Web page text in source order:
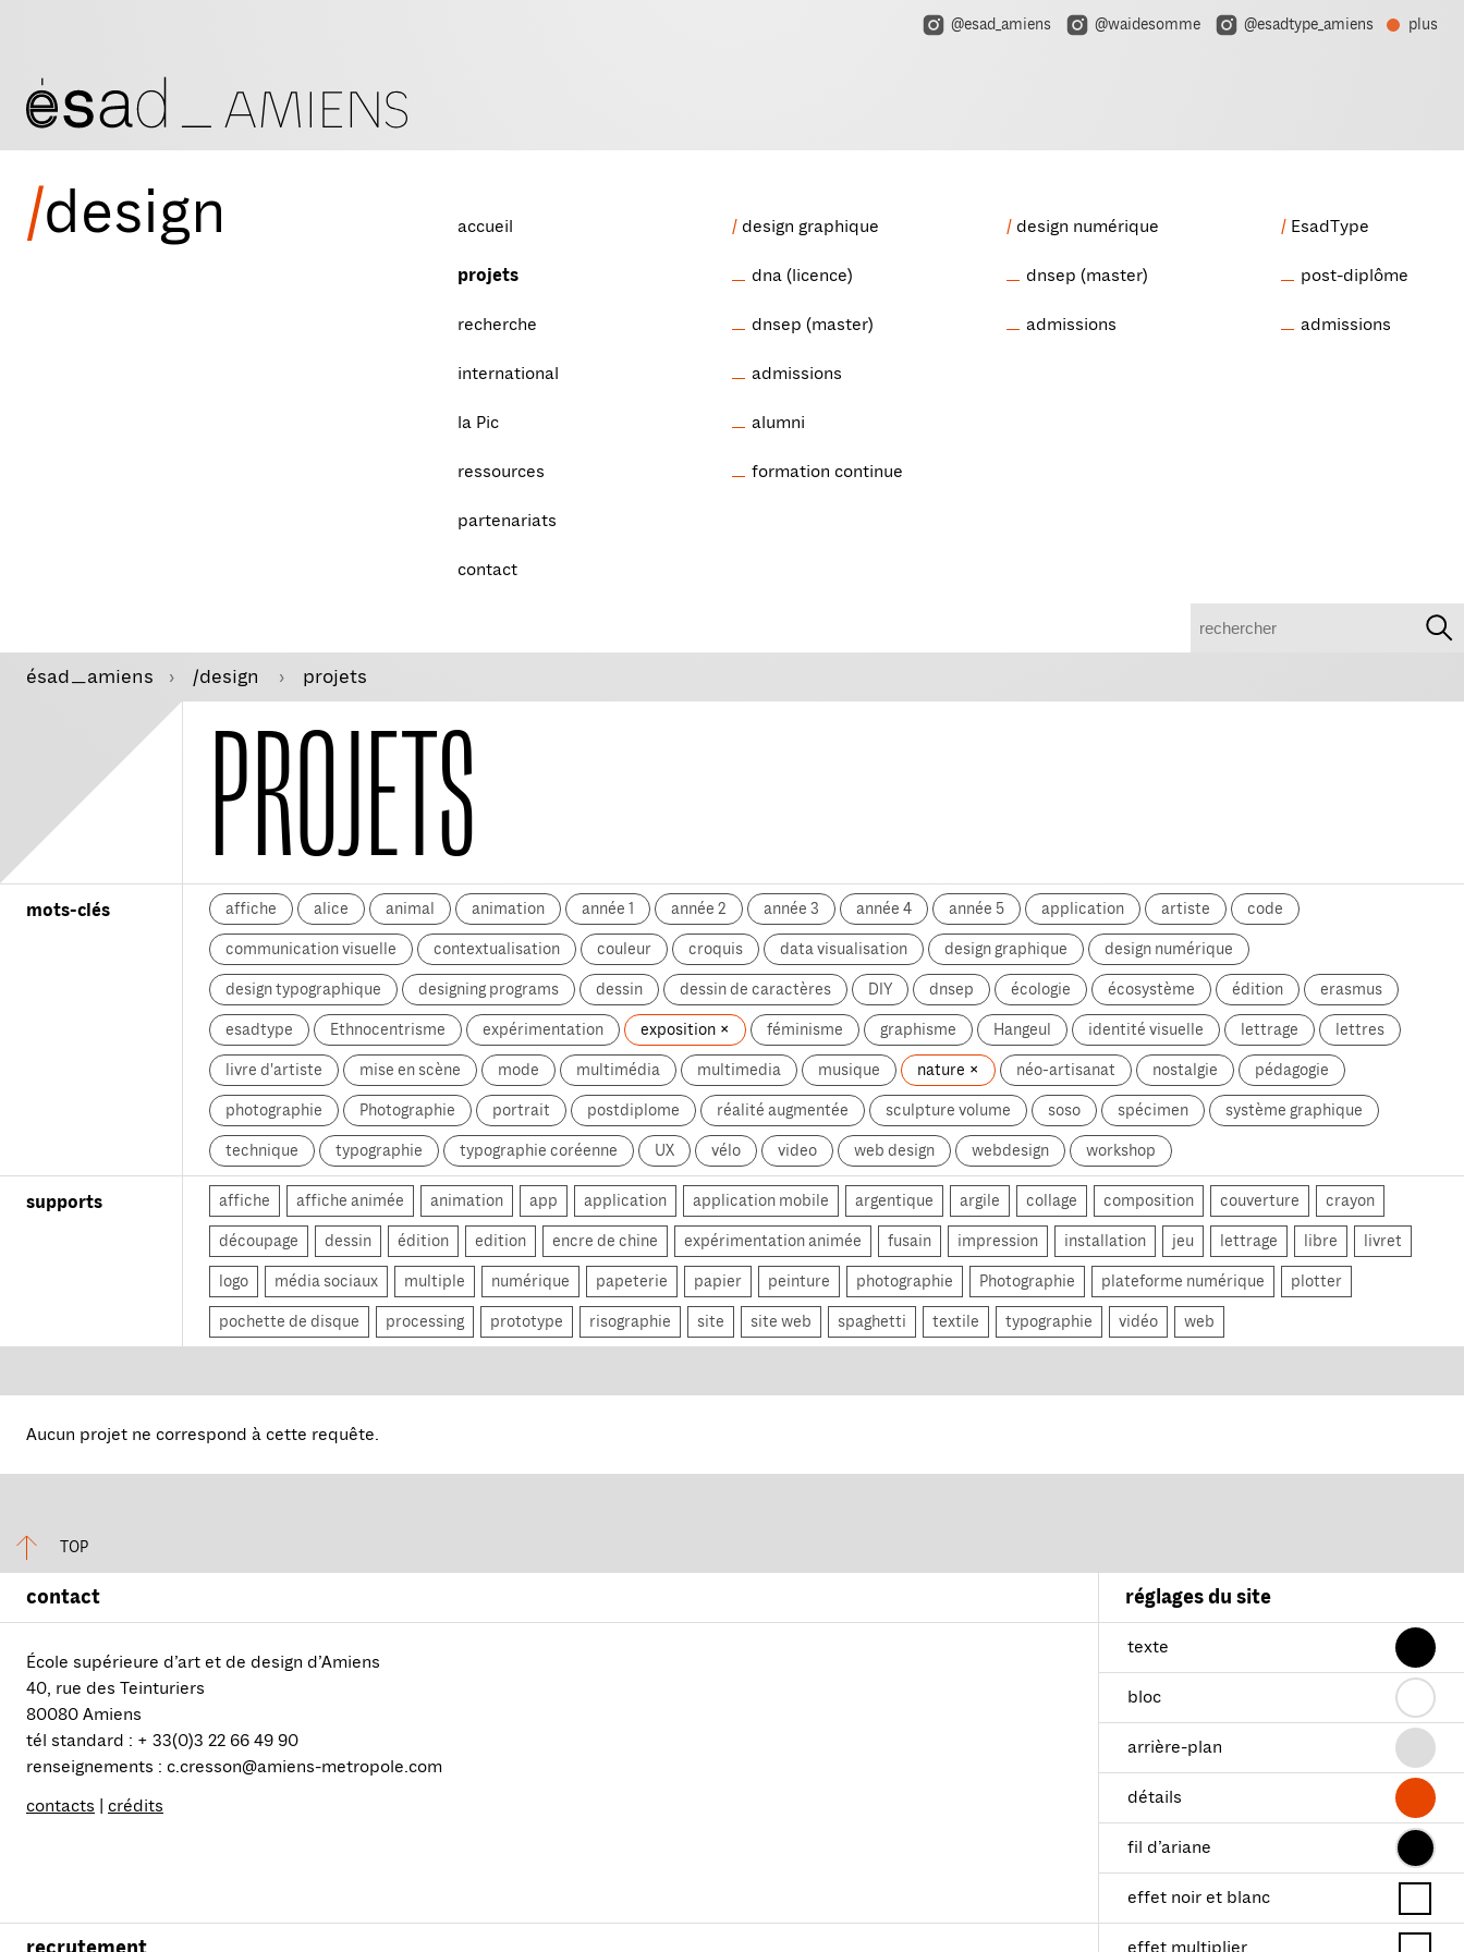
@esad_amiens @waidesomme @esadtype_amiens plus
/design accueil
projets
recherche
international
la Pic
ressources
partenariats
contact
design graphique
dna (licence)
dnsep (master)
admissions
alumni
formation continue
design numérique
dnsep (master)
admissions
EsadType
post-diplôme
admissions
ésad—amiens /design projets
PROJETS
mots-clés affiche alice animal animation année 1 année 2 année 3 année 4 année 5 application artiste code
communication visuelle contextualisation couleur croquis data visualisation design graphique design numérique
design typographique designing programs dessin dessin de caractères DIY dnsep écologie écosystème édition erasmus
esadtype Ethnocentrisme expérimentation exposition féminisme graphisme Hangeul identité visuelle lettrage lettres
livre d'artiste mise en scène mode multimédia multimedia musique nature néo-artisanat nostalgie pédagogie
photographie Photographie portrait postdiplome réalité augmentée sculpture volume soso spécimen système graphique
technique typographie typographie coréenne UX vélo video web design webdesign workshop
supports affiche affiche animée animation app application application mobile argentique argile collage composition couverture crayon
découpage dessin édition edition encre de chine expérimentation animée fusain impression installation jeu lettrage libre livret
logo média sociaux multiple numérique papeterie papier peinture photographie Photographie plateforme numérique plotter
pochette de disque processing prototype risographie site site web spaghetti textile typographie vidéo web
Aucun projet ne correspond à cette requête.
TOP
contact
École supérieure d’art et de design d’Amiens
40, rue des Teinturiers
80080 Amiens
tél standard : + 33(0)3 22 66 49 90
renseignements : c.cresson@amiens-metropole.com
contacts
crédits
réglages du site
texte
bloc
arrière-plan
détails
fil d’ariane
effet noir et blanc